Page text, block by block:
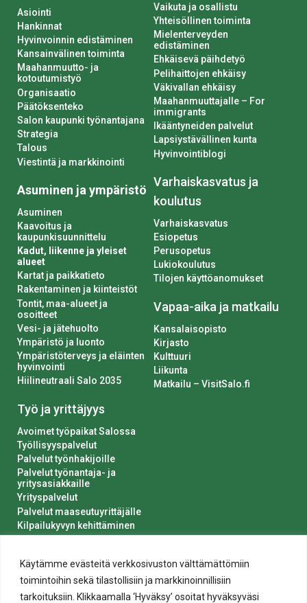
Käytämme evästeitä verkkosivuston välttämättömiin
toimintoihin sekä tilastollisiin ja markkinoinnillisiin
tarkoituksiin. Klikkaamalla ‘Hyväksy’ osoitat hyväksyväsi
Asiointi
Hankinnat
Hyvinvoinnin edistäminen
Kansainvälinen toiminta
Maahanmuutto- ja
kotoutumistyö
Organisaatio
Päätöksenteko
Salon kaupunki työnantajana
Strategia
Talous
Viestintä ja markkinointi
Asuminen ja ympäristö
Asuminen
Kaavoitus ja
kaupunkisuunnittelu
Kadut, liikenne ja yleiset
alueet
Kartat ja paikkatieto
Rakentaminen ja kiinteistöt
Tontit, maa-alueet ja
osoitteet
Vesi- ja jätehuolto
Ympäristö ja luonto
Ympäristöterveys ja eläinten
hyvinvointi
Hiilineutraali Salo 2035
Työ ja yrittäjyys
Avoimet työpaikat Salossa
Työllisyyspalvelut
Palvelut työnhakijoille
Palvelut työnantaja- ja
yritysasiakkaille
Yrityspalvelut
Palvelut maaseutuyrittäjälle
Kilpailukyvyn kehittäminen
Vaikuta ja osallistu
Yhteisöllinen toiminta
Mielenterveyden
edistäminen
Ehkäisevä päihdetyö
Pelihaittojen ehkäisy
Väkivallan ehkäisy
Maahanmuuttajalle – For
immigrants
Ikääntyneiden palvelut
Lapsiystävällinen kunta
Hyvinvointiblogi
Varhaiskasvatus ja
koulutus
Varhaiskasvatus
Esiopetus
Perusopetus
Lukiokoulutus
Tilojen käyttöanomukset
Vapaa-aika ja matkailu
Kansalaisopisto
Kirjasto
Kulttuuri
Liikunta
Matkailu – VisitSalo.fi